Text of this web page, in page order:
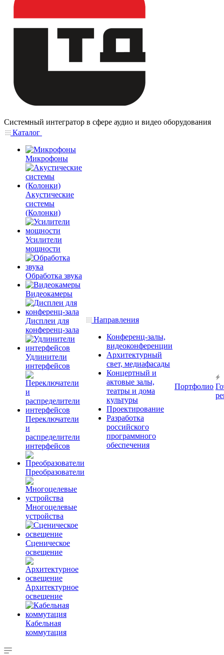
Системный интегратор в сфере аудио и видео оборудования
Каталог
Микрофоны
Акустические
системы
(Колонки)
Усилители
мощности
Обработка звука
Видеокамеры
Дисплеи для
конференц-зала
Удлинители
интерфейсов
Переключатели
и
распределители
интерфейсов
Преобразователи
Многоцелевые
устройства
Сценическое
освещение
Архитектурное
освещение
Кабельная
коммутация
Направления
Конференц-залы,
видеоконференции
Архитектурный
свет, медиафасады
Концертный и
актовые залы,
театры и дома
культуры
Проектирование
Разработка
российского
программного
обеспечения
Портфолио